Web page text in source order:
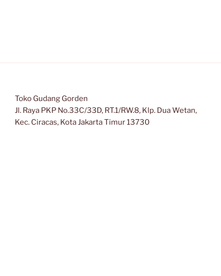
Toko Gudang Gorden
Jl. Raya PKP No.33C/33D, RT.1/RW.8, Klp. Dua Wetan,
Kec. Ciracas, Kota Jakarta Timur 13730